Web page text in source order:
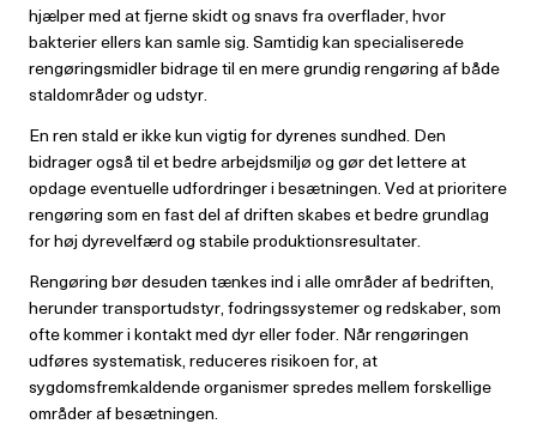
hjælper med at fjerne skidt og snavs fra overflader, hvor
bakterier ellers kan samle sig. Samtidig kan specialiserede
rengøringsmidler bidrage til en mere grundig rengøring af både
staldområder og udstyr.
En ren stald er ikke kun vigtig for dyrenes sundhed. Den
bidrager også til et bedre arbejdsmiljø og gør det lettere at
opdage eventuelle udfordringer i besætningen. Ved at prioritere
rengøring som en fast del af driften skabes et bedre grundlag
for høj dyrevelfærd og stabile produktionsresultater.
Rengøring bør desuden tænkes ind i alle områder af bedriften,
herunder transportudstyr, fodringssystemer og redskaber, som
ofte kommer i kontakt med dyr eller foder. Når rengøringen
udføres systematisk, reduceres risikoen for, at
sygdomsfremkaldende organismer spredes mellem forskellige
områder af besætningen.